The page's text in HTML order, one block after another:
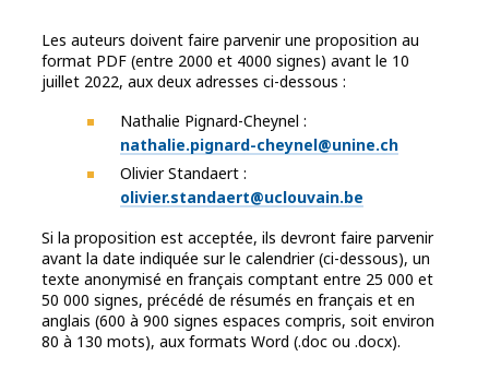
Les auteurs doivent faire parvenir une proposition au
format PDF (entre 2000 et 4000 signes) avant le 10
juillet 2022, aux deux adresses ci-dessous :
Nathalie Pignard-Cheynel :
nathalie.pignard-cheynel@unine.ch
Olivier Standaert :
olivier.standaert@uclouvain.be
Si la proposition est acceptée, ils devront faire parvenir
avant la date indiquée sur le calendrier (ci-dessous), un
texte anonymisé en français comptant entre 25 000 et
50 000 signes, précédé de résumés en français et en
anglais (600 à 900 signes espaces compris, soit environ
80 à 130 mots), aux formats Word (.doc ou .docx).